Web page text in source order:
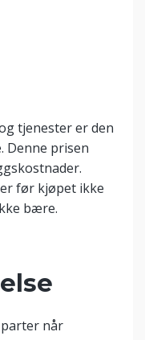
tjenester er den
Denne prisen
før kjøpet ikke
bære.
når